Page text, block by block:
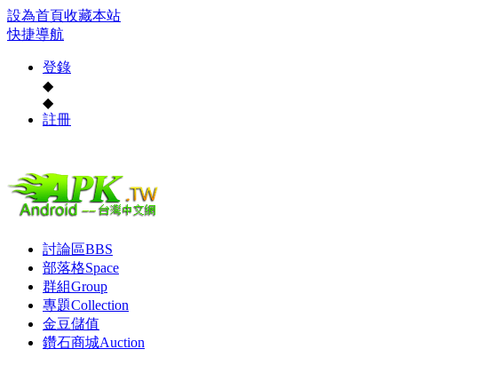
設為首頁收藏本站
快捷導航
登錄
◆
◆
註冊
討論區BBS
部落格Space
群組Group
專題Collection
金豆儲值
鑽石商城Auction